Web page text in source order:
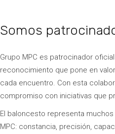
Somos
Grupo MPC es patrocinador
reconocimiento que pone en
cada encuentro. Con esta
compromiso con iniciativas que
El baloncesto representa
MPC: constancia, precisión,